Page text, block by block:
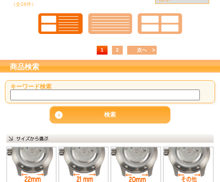
（全28件）
1 2 次へ
商品検索
キーワード検索